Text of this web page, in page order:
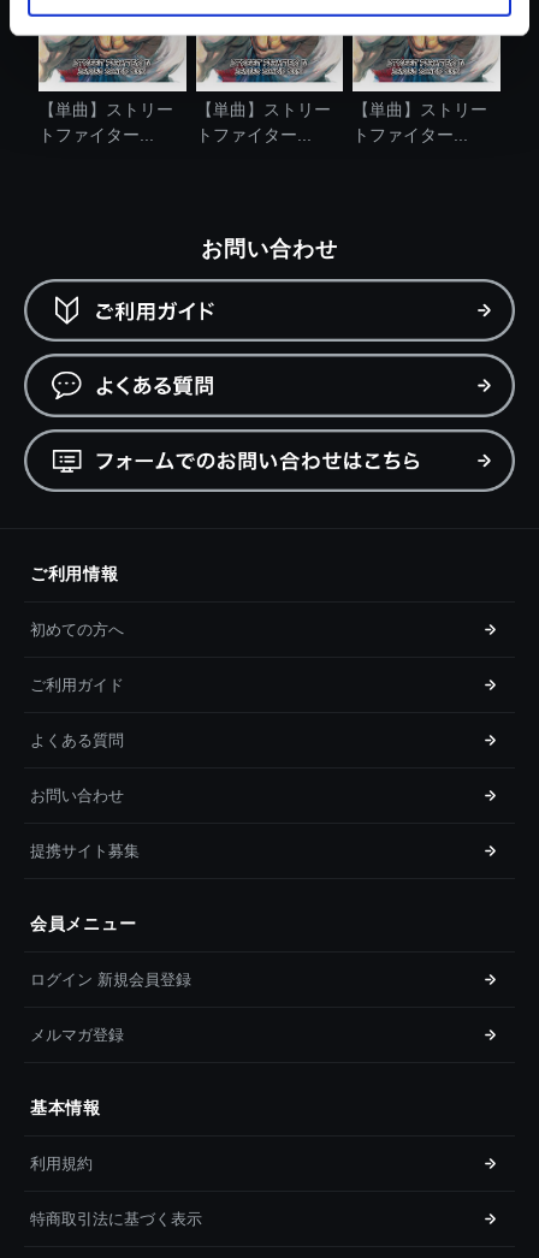
【単曲】ストリー
トファイター...
【単曲】ストリー
トファイター...
【単曲】ストリー
トファイター...
お問い合わせ
ご利用情報
初めての方へ
ご利用ガイド
よくある質問
お問い合わせ
提携サイト募集
会員メニュー
ログイン 新規会員登録
メルマガ登録
基本情報
利用規約
特商取引法に基づく表示